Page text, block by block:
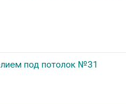
под потолок №31